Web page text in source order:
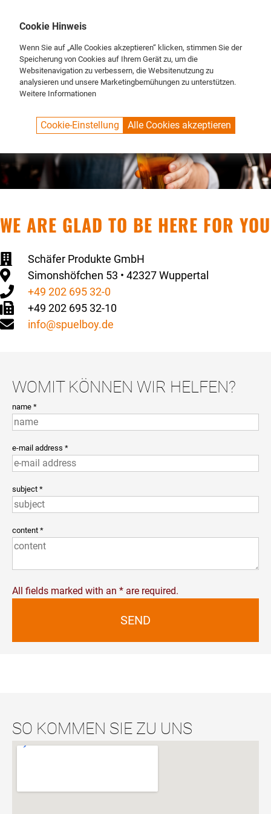
WE ARE GLAD TO BE HERE FOR YOU
Schäfer Produkte GmbH
Simonshöfchen 53 • 42327 Wuppertal
+49 202 695 32-0
+49 202 695 32-10
info@spuelboy.de
WOMIT KÖNNEN WIR HELFEN?
name *
e-mail address *
subject *
content *
All fields marked with an * are required.
SEND
SO KOMMEN SIE ZU UNS
Cookie Hinweis
Wenn Sie auf „Alle Cookies akzeptieren“ klicken, stimmen Sie der
Speicherung von Cookies auf Ihrem Gerät zu, um die
Websitenavigation zu verbessern, die Websitenutzung zu
analysieren und unsere Marketingbemühungen zu unterstützen.
Weitere Informationen
Cookie-Einstellung Alle Cookies akzeptieren